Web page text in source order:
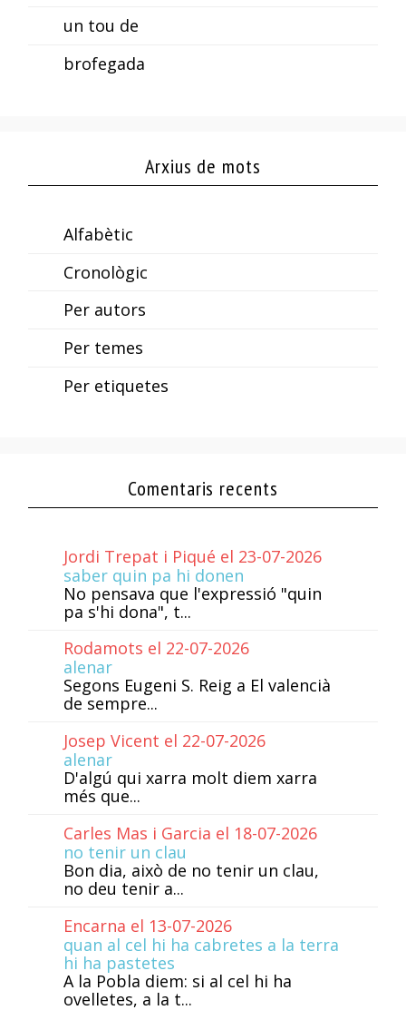
un tou de
brofegada
Arxius de mots
Alfabètic
Cronològic
Per autors
Per temes
Per etiquetes
Comentaris recents
Jordi Trepat i Piqué el 23-07-2026
saber quin pa hi donen
No pensava que l'expressió "quin
pa s'hi dona", t...
Rodamots el 22-07-2026
alenar
Segons Eugeni S. Reig a El valencià
de sempre...
Josep Vicent el 22-07-2026
alenar
D'algú qui xarra molt diem xarra
més que...
Carles Mas i Garcia el 18-07-2026
no tenir un clau
Bon dia, això de no tenir un clau,
no deu tenir a...
Encarna el 13-07-2026
quan al cel hi ha cabretes a la terra
hi ha pastetes
A la Pobla diem: si al cel hi ha
ovelletes, a la t...